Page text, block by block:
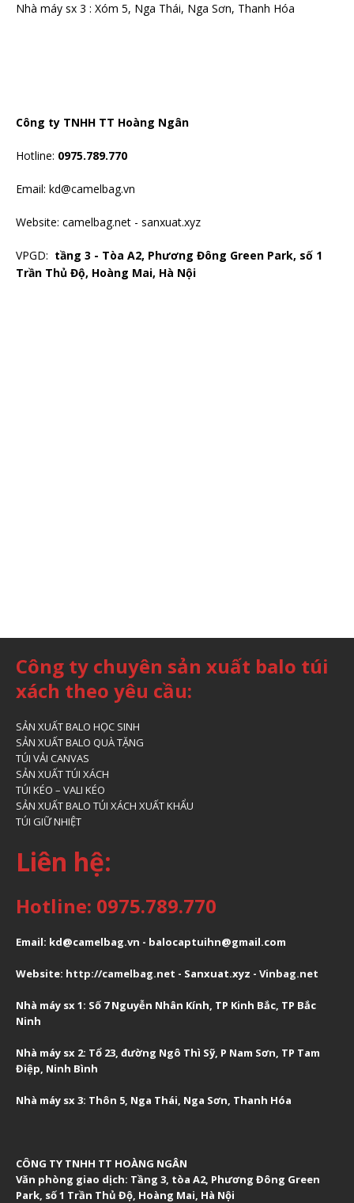
Nhà máy sx 3 : Xóm 5, Nga Thái, Nga Sơn, Thanh Hóa
Công ty TNHH TT Hoàng Ngân
Hotline: 0975.789.770
Email: kd@camelbag.vn
Website: camelbag.net - sanxuat.xyz
VPGD: tầng 3 - Tòa A2, Phương Đông Green Park, số 1
Trần Thủ Độ, Hoàng Mai, Hà Nội
Công ty chuyên sản xuất balo túi
xách theo yêu cầu:
SẢN XUẤT BALO HỌC SINH
SẢN XUẤT BALO QUÀ TẶNG
TÚI VẢI CANVAS
SẢN XUẤT TÚI XÁCH
TÚI KÉO – VALI KÉO
SẢN XUẤT BALO TÚI XÁCH XUẤT KHẨU
TÚI GIỮ NHIỆT
Liên hệ:
Hotline: 0975.789.770
Email: kd@camelbag.vn - balocaptuihn@gmail.com
Website: http://camelbag.net - Sanxuat.xyz - Vinbag.net
Nhà máy sx 1: Số 7 Nguyễn Nhân Kính, TP Kinh Bắc, TP Bắc
Ninh
Nhà máy sx 2: Tổ 23, đường Ngô Thì Sỹ, P Nam Sơn, TP Tam
Điệp, Ninh Bình
Nhà máy sx 3: Thôn 5, Nga Thái, Nga Sơn, Thanh Hóa
CÔNG TY TNHH TT HOÀNG NGÂN
Văn phòng giao dịch: Tầng 3, tòa A2, Phương Đông Green
Park, số 1 Trần Thủ Độ, Hoàng Mai, Hà Nội